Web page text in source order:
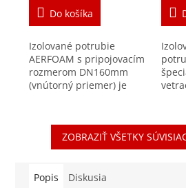
Do košíka
Izolované potrubie
AERFOAM s pripojovacím
rozmerom DN160mm
(vnútorný priemer) je
vzduchotesnosti D +/-
200 Pa Pripojovacie...
ZOBRAZIŤ VŠETKY
Popis Diskusia